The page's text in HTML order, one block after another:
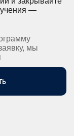
—
мы